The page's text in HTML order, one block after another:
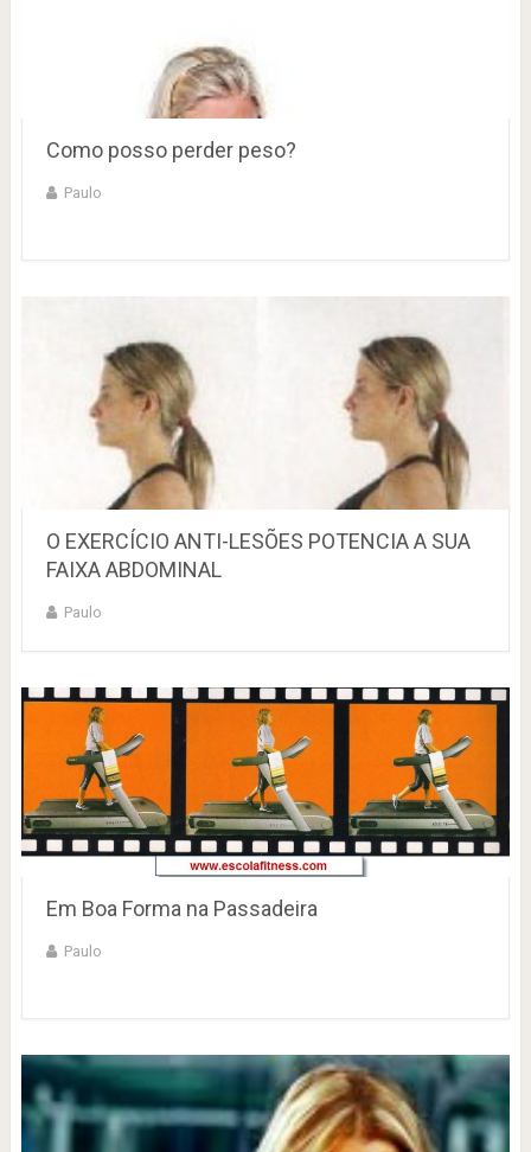
Como posso perder peso?
Paulo
O EXERCÍCIO ANTI-LESÕES POTENCIA A SUA
FAIXA ABDOMINAL
Paulo
Em Boa Forma na Passadeira
Paulo